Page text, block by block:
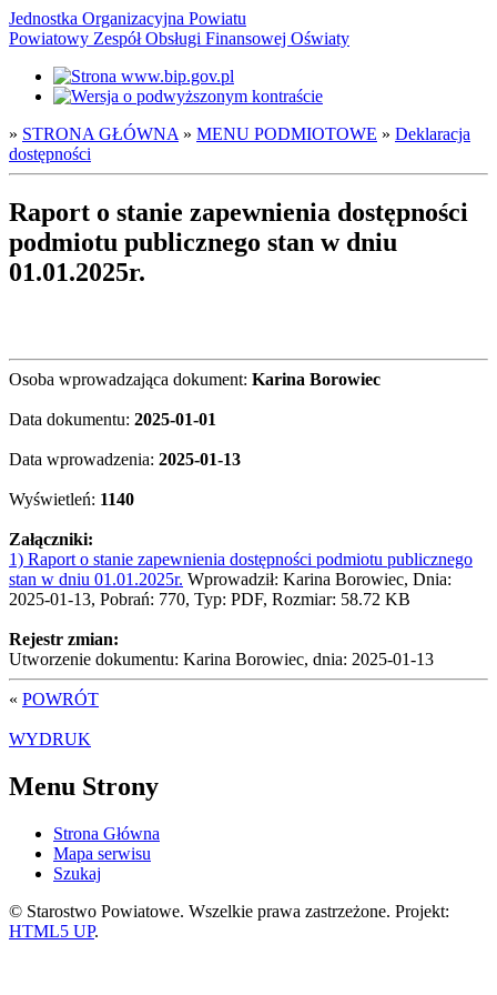
Jednostka Organizacyjna Powiatu
Powiatowy Zespół Obsługi Finansowej Oświaty
» STRONA GŁÓWNA » MENU PODMIOTOWE » Deklaracja
dostępności
Raport o stanie zapewnienia dostępności
podmiotu publicznego stan w dniu
01.01.2025r.
Osoba wprowadzająca dokument: Karina Borowiec
Data dokumentu: 2025-01-01
Data wprowadzenia: 2025-01-13
Wyświetleń: 1140
Załączniki:
1) Raport o stanie zapewnienia dostępności podmiotu publicznego
stan w dniu 01.01.2025r. Wprowadził: Karina Borowiec, Dnia:
2025-01-13, Pobrań: 770, Typ: PDF, Rozmiar: 58.72 KB
Rejestr zmian:
Utworzenie dokumentu: Karina Borowiec, dnia: 2025-01-13
« POWRÓT
WYDRUK
Menu Strony
Strona Główna
Mapa serwisu
Szukaj
© Starostwo Powiatowe. Wszelkie prawa zastrzeżone. Projekt:
HTML5 UP.